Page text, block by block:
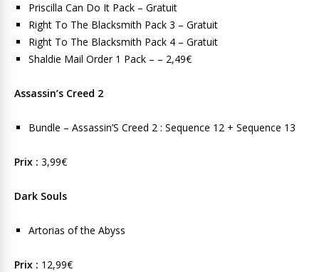
Priscilla Can Do It Pack – Gratuit
Right To The Blacksmith Pack 3 – Gratuit
Right To The Blacksmith Pack 4 – Gratuit
Shaldie Mail Order 1 Pack – – 2,49€
Assassin’s Creed 2
Bundle – Assassin’S Creed 2 : Sequence 12 + Sequence 13
Prix : 3,99€
Dark Souls
Artorias of the Abyss
Prix : 12,99€